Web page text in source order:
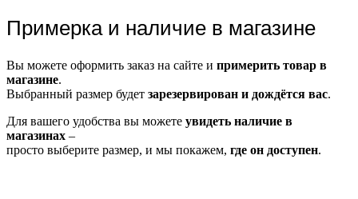
Примерка и наличие в магазине
Вы можете оформить заказ на сайте и примерить товар в
магазине.
Выбранный размер будет зарезервирован и дождётся вас.
Для вашего удобства вы можете увидеть наличие в
магазинах –
просто выберите размер, и мы покажем, где он доступен.